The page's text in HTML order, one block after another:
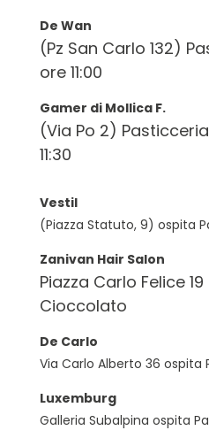
De Wan
(Pz San Carlo 132)
ore 11:00
Gamer di Mollica F.
(Via Po 2) Pasticceria
11:30
Vestil
(Piazza Statuto, 9) ospita
Zanivan Hair Salon
Piazza Carlo Felice
Cioccolato
De Carlo
Via Carlo Alberto 36 ospita
Luxemburg
Galleria Subalpina ospita